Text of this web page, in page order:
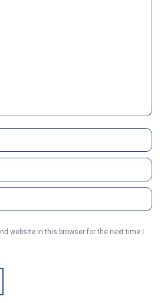
website in this browser for the next time I